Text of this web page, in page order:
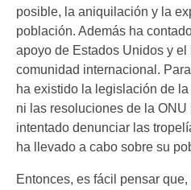
posible, la aniquilación y la
población. Además ha
apoyo de Estados Unidos y
comunidad internacional.
ha existido la legislación de
ni las resoluciones de la ONU
intentado denunciar las
ha llevado a cabo sobre su
Entonces, es fácil pensar